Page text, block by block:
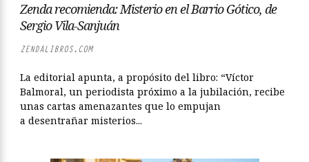
Zenda recomienda: Misterio en el Barrio Gótico, de
Sergio Vila-Sanjuán
ZENDALIBROS.COM
La editorial apunta, a propósito del libro: “Víctor
Balmoral, un periodista próximo a la jubilación, recibe
unas cartas amenazantes que lo empujan
a desentrañar misterios...